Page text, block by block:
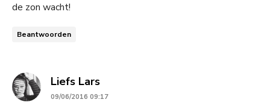
de zon wacht!
Beantwoorden
Liefs Larssays:
09/06/2016 09:17